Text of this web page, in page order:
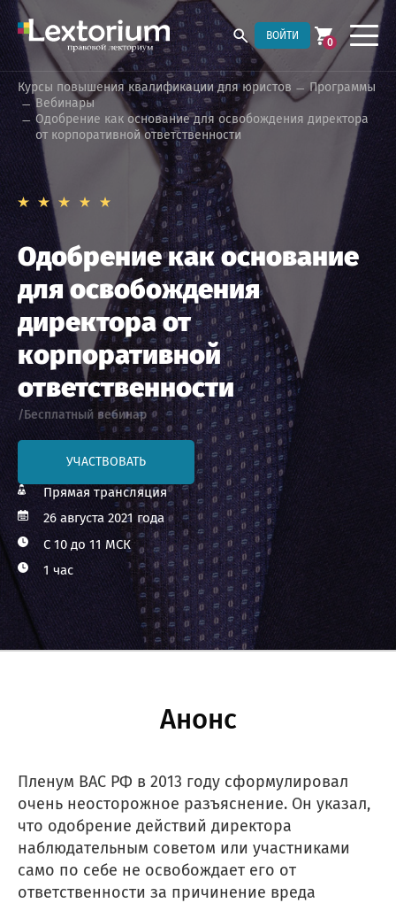
ВОЙТИ
0
Курсы повышения квалификации для юристов
Программы
Вебинары
Одобрение как основание для освобождения директора
от корпоративной ответственности
Одобрение как основание
для освобождения
директора от
корпоративной
ответственности
/Бесплатный вебинар
УЧАСТВОВАТЬ
Прямая трансляция
26 августа 2021 года
С 10 до 11 МСК
1 час
Анонс
Пленум ВАС РФ в 2013 году сформулировал
очень неосторожное разъяснение. Он указал,
что одобрение действий директора
наблюдательным советом или участниками
само по себе не освобождает его от
ответственности за причинение вреда